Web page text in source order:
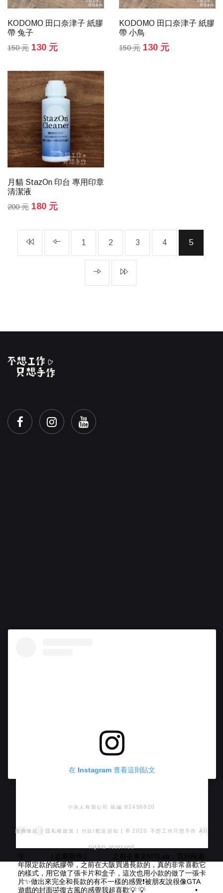
KODOMO 田口奈津子 紙膠
帶 兔子
150 元 130 元
KODOMO 田口奈津子 紙膠
帶 小鳥
150 元 130 元
月貓 StazOn 印台 專用印章
清潔液
200 元 180 元
1 2 3 4 5
在 Instagram 查看這則貼文
年限定款的紙膠帶，之前在大阪買過長款的，真的非常喜歡它
的樣式，用它做了張卡片和盒子，這次也用小款的做了一張卡
片✨做出來完全和長款的有不一樣的感覺❗️被朋友說很像GTA
遊戲的封面🤣復古風的感覺我超喜歡💡 💡 ⠀⠀ ⠀⠀ ⠀⠀ ⠀⠀ •
小灰人有限公司 統編:83456820
服務條款 隱私權政策 付款/配送須知 | © 2020 不想工作只想手作 All
rights reserved